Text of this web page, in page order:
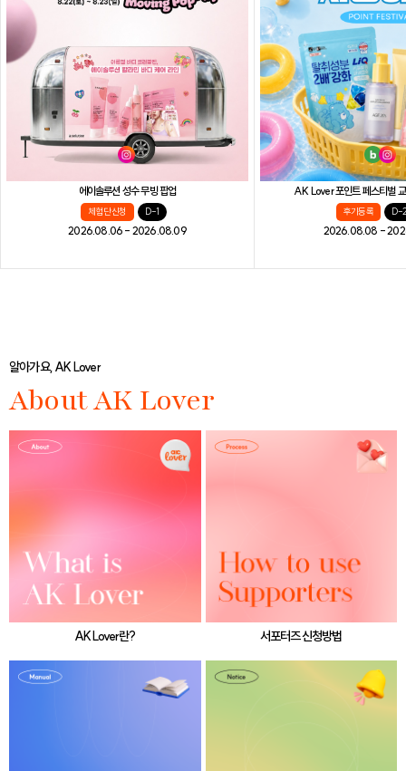
에이솔루션 성수 무빙 팝업
체험단 신청 D-1
2026.08.06 - 2026.08.09
AK Lover 포인트 페스티벌
후기등록 D-
2026.08.08 -
알아가요, AK Lover
About AK Lover
AK Lover란? 서포터즈 신청방법